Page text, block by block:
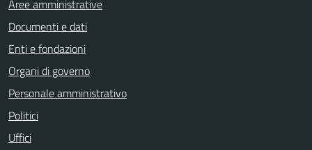
Aree amministrative
Documenti e dati
Enti e fondazioni
Organi di governo
Personale amministrativo
Politici
Uffici